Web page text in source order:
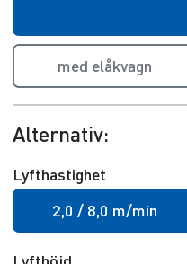
med elåkvagn
Alternativ:
Lyfthastighet
2,0 / 8,0 m/min